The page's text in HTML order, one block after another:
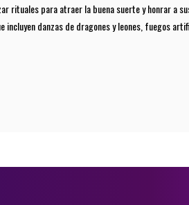
rituales para atraer la buena suerte y honrar a
incluyen danzas de dragones y leones, fuegos